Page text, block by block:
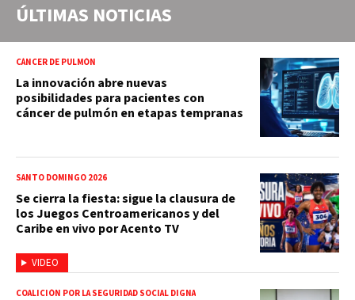
ÚLTIMAS NOTICIAS
CÁNCER DE PULMÓN
La innovación abre nuevas
posibilidades para pacientes con
cáncer de pulmón en etapas tempranas
VIDEO
SANTO DOMINGO 2026
Se cierra la fiesta: sigue la clausura de
los Juegos Centroamericanos y del
Caribe en vivo por Acento TV
COALICIÓN POR LA SEGURIDAD SOCIAL DIGNA